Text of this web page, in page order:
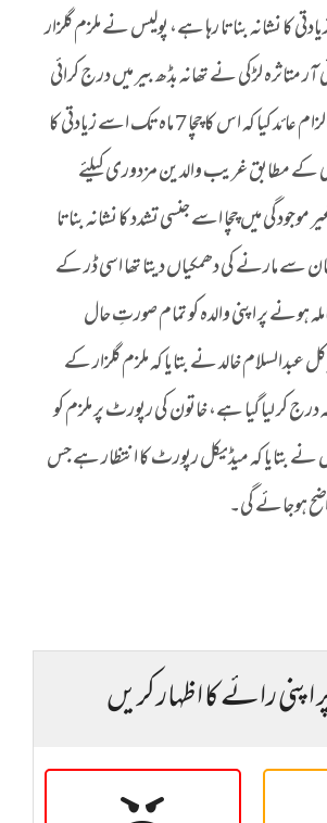
زیادتی کا نشانہ بناتا رہا ہے، پولیس نے ملزم گلزار
آر متاثرہ لڑکی نے تھانہ بڈھ بیر میں درج کرائی
ہے ، متاثرہ لڑکی نے الزام عائد کیا کہ اس کا چچا 7 ماہ تک اسے زیادتی کا
کے مطابق غریب والدین مزدوری کیلئے
میں چچا اسے جنسی تشدد کا نشانہ بناتا
سے مارنے کی دھمکیاں دیتا تھا اسی ڈر کے
ہونے پر اپنی والدہ کو تمام صورتِ حال
خالد نے بتایا کہ ملزم گلزار کے
درج کر لیا گیا ہے، خاتون کی رپورٹ پر ملزم کو
نے بتایا کہ میڈیکل رپورٹ کا انتظار ہے جس
ہوجائے گی۔
اپنی رائے کا اظہار کریں